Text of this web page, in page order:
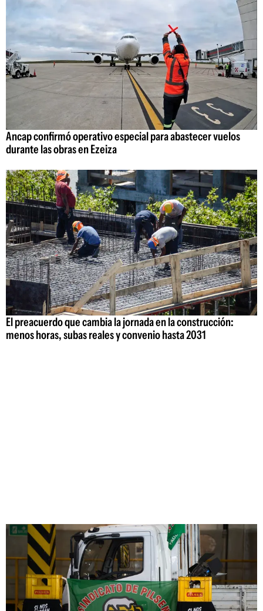
Ancap confirmó operativo especial para abastecer vuelos
durante las obras en Ezeiza
El preacuerdo que cambia la jornada en la construcción:
menos horas, subas reales y convenio hasta 2031